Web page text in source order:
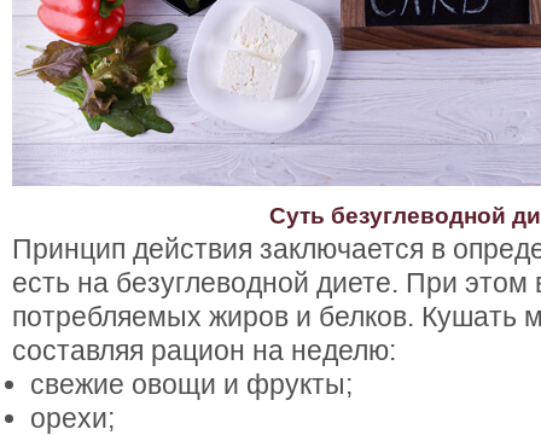
Суть безуглеводной
Принцип действия заключается в
есть на безуглеводной диете. При
потребляемых жиров и белков. Кушать
составляя рацион на неделю:
свежие овощи и фрукты;
орехи;